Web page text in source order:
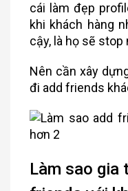
cái làm đẹp
khi khách hàng
cậy, là họ sẽ stop
Nên cần xây
đi add friends
Làm sao gia